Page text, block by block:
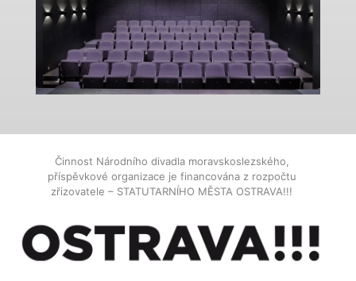
Činnost Národního divadla moravskoslezského,
příspěvkové organizace je financována z rozpočtu
zřizovatele – STATUTARNÍHO MĚSTA OSTRAVA!!!